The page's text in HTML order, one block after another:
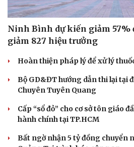
Văn hóa
Ninh Bình dự kiến giảm 57%
giảm 827 hiệu trưởng
Hoàn thiện pháp lý để xử lý
Bộ GD&ĐT hướng dẫn thi lại tại
Chuyên Tuyên Quang
Cấp “sổ đỏ” cho cơ sở tôn giáo
hành chính tại TP.HCM
Bất ngờ nhận 5 tỷ đồng chuyển